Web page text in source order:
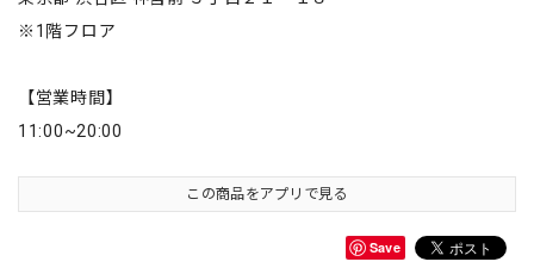
※1階フロア
【営業時間】
11:00~20:00
この商品をアプリで見る
Save